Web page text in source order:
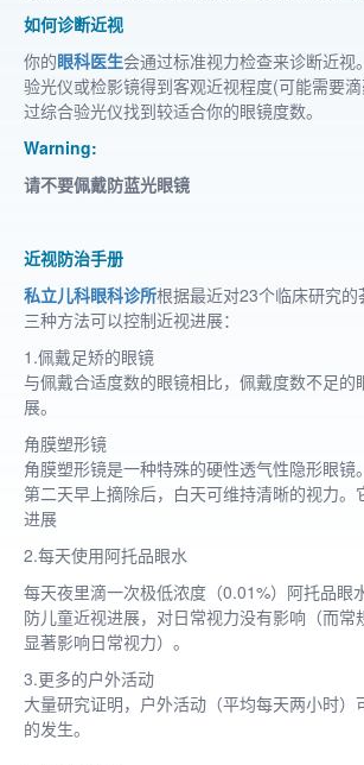
如何诊断近视
你的眼科医生会通过标准视力检查来诊断近视
验光仪或检影镜得到客观近视程度(可能需要
过综合验光仪找到较适合你的眼镜度数。
Warning:
请不要佩戴防蓝光眼镜
近视防治手册
私立儿科眼科诊所根据最近对23个临床研究
三种方法可以控制近视进展：
1.佩戴足矫的眼镜
与佩戴合适度数的眼镜相比，佩戴度数不足的
展。
角膜塑形镜
角膜塑形镜是一种特殊的硬性透气性隐形眼镜
第二天早上摘除后，白天可维持清晰的视力。
进展
2.每天使用阿托品眼水
每天夜里滴一次极低浓度（0.01%）阿托品眼
防儿童近视进展，对日常视力没有影响（而常
显著影响日常视力）。
3.更多的户外活动
大量研究证明，户外活动（平均每天两小时）
的发生。